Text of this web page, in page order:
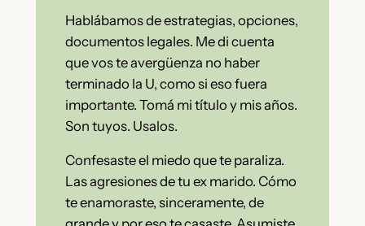
Hablábamos de estrategias, opciones,
documentos legales. Me di cuenta
que vos te avergüenza no haber
terminado la U, como si eso fuera
importante. Tomá mi título y mis años.
Son tuyos. Usalos.
Confesaste el miedo que te paraliza.
Las agresiones de tu ex marido. Cómo
te enamoraste, sinceramente, de